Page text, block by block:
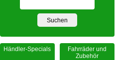
Händler-Specials
Fahrräder und
Zubehör